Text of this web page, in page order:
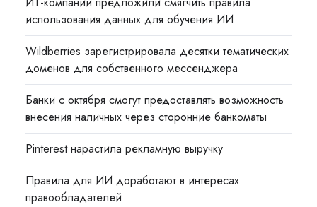
использования данных для обучения ИИ
Wildberries зарегистрировала десятки тематических
доменов для собственного мессенджера
Банки с октября смогут предоставлять возможность
внесения наличных через сторонние банкоматы
Pinterest нарастила рекламную выручку
Правила для ИИ доработают в интересах
правообладателей